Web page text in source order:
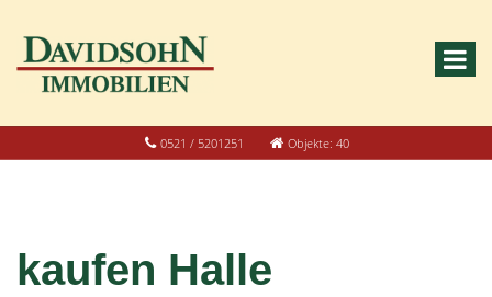
0521 / 5201251 Objekte: 40
kaufen Halle